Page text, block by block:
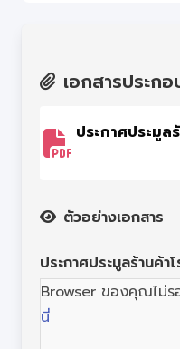
เอกสารประกอ
ประกาศประมู
ตัวอย่างเอกสาร
ประกาศประมูลร้านค้
Browser ของคุณไม่ร
นี่